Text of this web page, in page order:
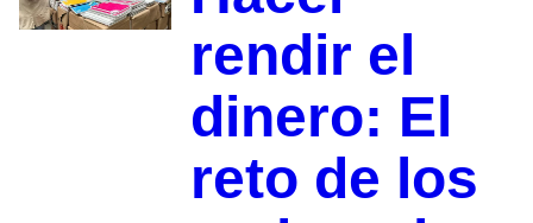
rendir el
dinero: El
reto de los